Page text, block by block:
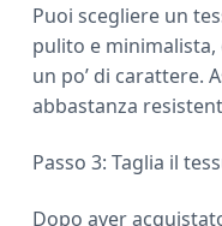
Puoi scegliere un
pulito e
un po’ di carattere.
abbastanza
Passo 3: Taglia il
Dopo aver